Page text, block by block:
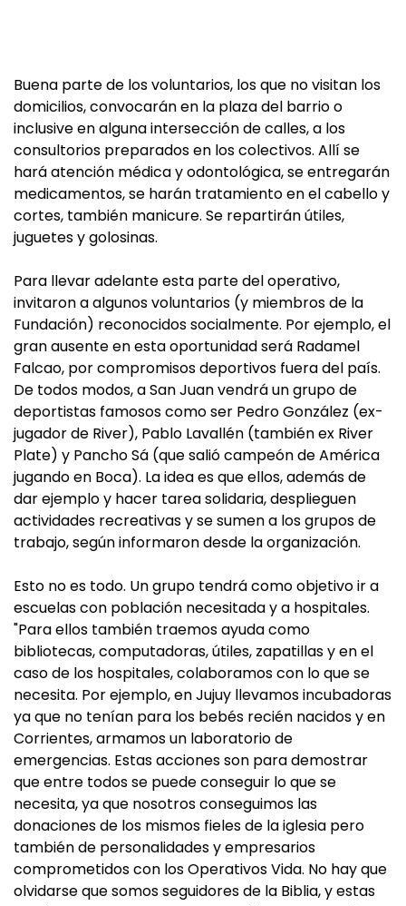
Buena parte de los voluntarios, los que no visitan los
domicilios, convocarán en la plaza del barrio o
inclusive en alguna intersección de calles, a los
consultorios preparados en los colectivos. Allí se
hará atención médica y odontológica, se entregarán
medicamentos, se harán tratamiento en el cabello y
cortes, también manicure. Se repartirán útiles,
juguetes y golosinas.
Para llevar adelante esta parte del operativo,
invitaron a algunos voluntarios (y miembros de la
Fundación) reconocidos socialmente. Por ejemplo, el
gran ausente en esta oportunidad será Radamel
Falcao, por compromisos deportivos fuera del país.
De todos modos, a San Juan vendrá un grupo de
deportistas famosos como ser Pedro González (ex-
jugador de River), Pablo Lavallén (también ex River
Plate) y Pancho Sá (que salió campeón de América
jugando en Boca). La idea es que ellos, además de
dar ejemplo y hacer tarea solidaria, desplieguen
actividades recreativas y se sumen a los grupos de
trabajo, según informaron desde la organización.
Esto no es todo. Un grupo tendrá como objetivo ir a
escuelas con población necesitada y a hospitales.
"Para ellos también traemos ayuda como
bibliotecas, computadoras, útiles, zapatillas y en el
caso de los hospitales, colaboramos con lo que se
necesita. Por ejemplo, en Jujuy llevamos incubadoras
ya que no tenían para los bebés recién nacidos y en
Corrientes, armamos un laboratorio de
emergencias. Estas acciones son para demostrar
que entre todos se puede conseguir lo que se
necesita, ya que nosotros conseguimos las
donaciones de los mismos fieles de la iglesia pero
también de personalidades y empresarios
comprometidos con los Operativos Vida. No hay que
olvidarse que somos seguidores de la Biblia, y estas